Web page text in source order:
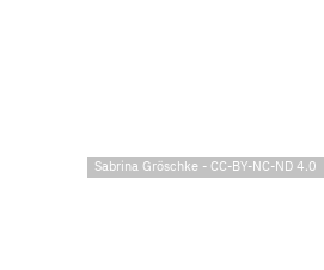
Sabrina Gröschke - CC-BY-NC-ND 4.0